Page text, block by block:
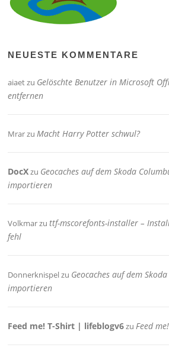
NEUESTE KOMMENTARE
aiaetzu Gelöschte Benutzer in Microsoft
entfernen
MrarzuMacht Harry Potter schwul?
DocXzu Geocaches auf dem Skoda
importieren
Volkmarzuttf-mscorefonts-installer –
fehl
Donnerknispelzu Geocaches auf dem
importieren
Feed me! T-Shirt | lifeblogv6zuFeed